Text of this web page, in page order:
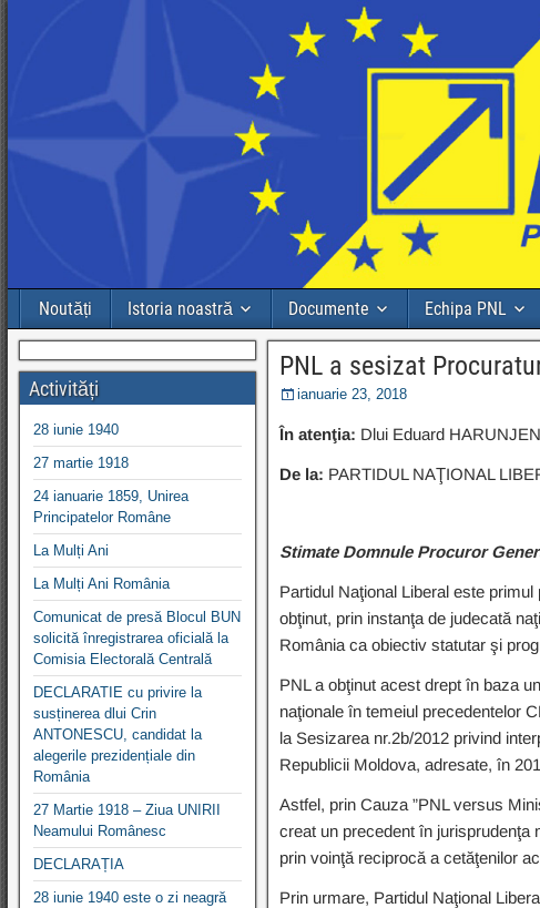
Noutăți Istoria noastră Documente Echipa PNL
PNL a sesizat
ianuarie 23, 2018
În atenţia: Dlui Eduard
De la: PARTIDUL NAŢIONAL
Stimate Domnule Procuror
Partidul Naţional Liberal este
obţinut, prin instanţa de judecată
România ca obiectiv statutar şi
PNL a obţinut acest drept în baza
naţionale în temeiul precedentelor
la Sesizarea nr.2b/2012 privind
Republicii Moldova, adresate, în
Astfel, prin Cauza ”PNL versus
creat un precedent în jurisprudenţa
prin voinţă reciprocă a cetăţenilor
Prin urmare, Partidul Naţional
Activități
28 iunie 1940
27 martie 1918
24 ianuarie 1859, Unirea
Principatelor Române
La Mulți Ani
La Mulți Ani România
Comunicat de presă Blocul BUN
solicită înregistrarea oficială la
Comisia Electorală Centrală
DECLARATIE cu privire la
susținerea dlui Crin
ANTONESCU, candidat la
alegerile prezidențiale din
România
27 Martie 1918 – Ziua UNIRII
Neamului Românesc
DECLARAȚIA
28 iunie 1940 este o zi neagră